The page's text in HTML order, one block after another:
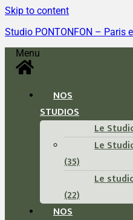
Skip to content
Studio PONTONFON – Paris
Menu
NOS
STUDIOS
Le
Le
(35)
Le
(22)
NOS